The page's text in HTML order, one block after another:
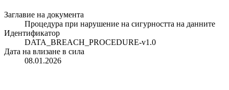
Заглавие на документа
Процедура при нарушение на сигурността на данните
Идентификатор
DATA_BREACH_PROCEDURE-v1.0
Дата на влизане в сила
08.01.2026